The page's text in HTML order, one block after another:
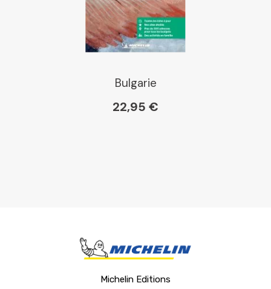
Bulgarie
22,95 €
Michelin Editions